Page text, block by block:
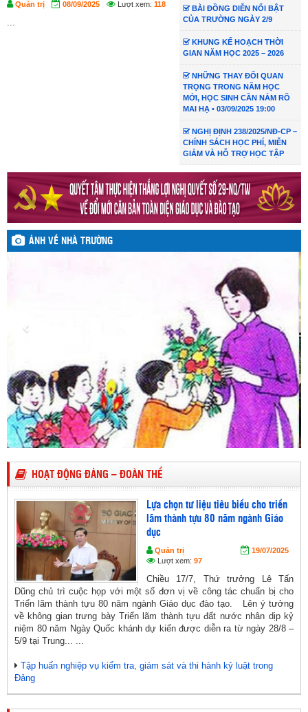
Quản trị 08/09/2025 Lượt xem: 118
BÀI ĐỒNG DIỄN NỔI BẬT
CỦA TRƯỜNG NGÀY 2/9
KHUNG KẾ HOẠCH THỜI
GIAN NĂM HỌC 2025 – 2026
NHỮNG THAY ĐỔI QUAN
TRỌNG TRONG NĂM HỌC
MỚI, HỌC SINH CẦN NẮM RÕ
MAI HẠ • 03/09/2025 19:00
NGHỊ ĐỊNH 238/2025/NĐ-CP –
CHÍNH SÁCH HỌC PHÍ, MIỄN
GIẢM VÀ HỖ TRỢ HỌC TẬP
ẢNH VỀ NHÀ TRƯỜNG
HOẠT ĐỘNG ĐẢNG – ĐOÀN THỂ
Lựa chọn tư liệu tiêu biểu cho triển
lãm thành tựu 80 năm ngành Giáo
dục
Quản trị
19/07/2025
Lượt xem: 97
Chiều 17/7, Thứ trưởng Lê Tấn
Dũng chủ trì cuộc họp với một số đơn vị về công tác chuẩn bị cho
Triển lãm thành tựu 80 năm ngành Giáo dục đào tạo. Lên ý tưởng
về không gian trưng bày Triển lãm thành tựu đất nước nhân dịp kỷ
niệm 80 năm Ngày Quốc khánh dự kiến được diễn ra từ ngày 28/8 –
5/9 tại Trung... ...
Tập huấn nghiệp vụ kiểm tra, giám sát và thi hành kỷ luật trong
Đảng